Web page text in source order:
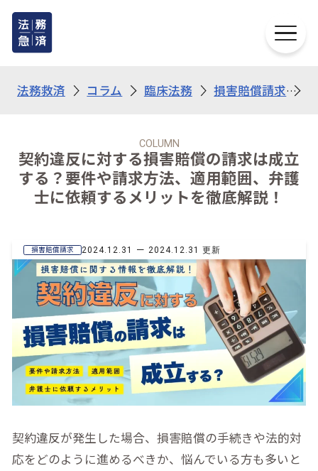
法務救済 コラム 臨床法務 損害賠償請求
COLUMN
契約違反に対する損害賠償の請求は成立
する？要件や請求方法、適用範囲、弁護
士に依頼するメリットを徹底解説！
損害賠償請求 2024.12.31 ー 2024.12.31 更新
契約違反が発生した場合、損害賠償の手続きや法的対
応をどのように進めるべきか、悩んでいる方も多いと